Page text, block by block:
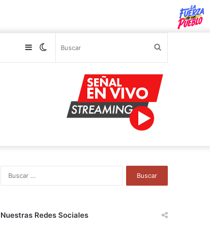
Switch
Sidebar
Nuestras Redes Sociales